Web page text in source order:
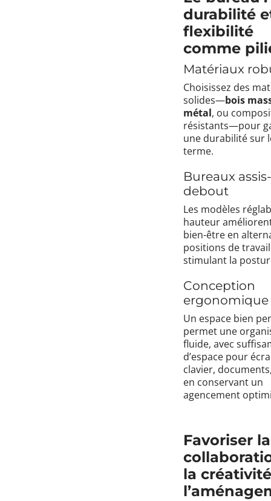
durabilité
flexibilité
comme
Matériaux
Choisissez des
solides—bois
métal, ou
résistants—pour
une durabilité sur
terme.
Bureaux assis-
debout
Les modèles
hauteur
bien-être en
positions de
stimulant la
Conception
ergonomique
Un espace bien
permet une
fluide, avec
d’espace pour
clavier,
en conservant un
agencement
Favoriser la
la